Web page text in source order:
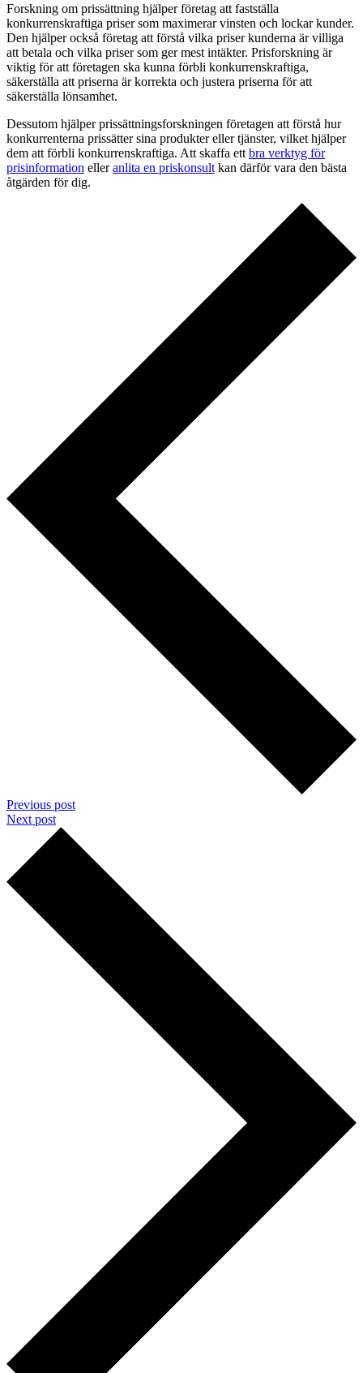
Forskning om prissättning hjälper företag att fastställa
konkurrenskraftiga priser som maximerar vinsten och lockar kunder.
Den hjälper också företag att förstå vilka priser kunderna är villiga
att betala och vilka priser som ger mest intäkter. Prisforskning är
viktig för att företagen ska kunna förbli konkurrenskraftiga,
säkerställa att priserna är korrekta och justera priserna för att
säkerställa lönsamhet.
Dessutom hjälper prissättningsforskningen företagen att förstå hur
konkurrenterna prissätter sina produkter eller tjänster, vilket hjälper
dem att förbli konkurrenskraftiga. Att skaffa ett bra verktyg för
prisinformation elleranlita en priskonsult kan därför vara den bästa
åtgärden för dig.
Previous post
Next post